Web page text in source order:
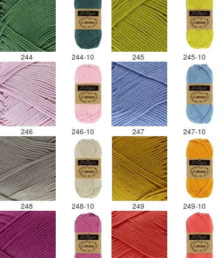
244 244-10 245 245-10
246 246-10 247 247-10
248 248-10 249 249-10